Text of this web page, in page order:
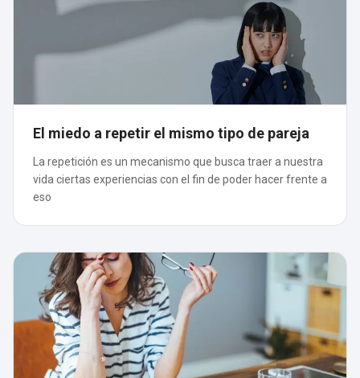
El miedo a repetir el mismo tipo de pareja
La repetición es un mecanismo que busca traer a nuestra
vida ciertas experiencias con el fin de poder hacer frente a
eso